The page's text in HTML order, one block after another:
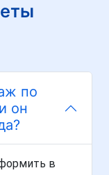
по
он
в